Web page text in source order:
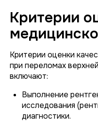
Критерии
Критерии оценки
при переломах
включают:
Выполнение
исследования
диагностики.